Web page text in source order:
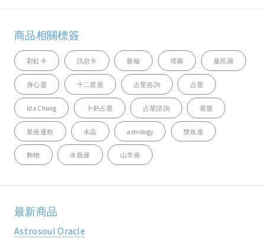
商品相關標簽
彩虹卡 訊息卡 脈輪 塔羅 曼陀羅
身心靈 十二星座 占星咨詢 占星
Ida Chung 卜卦占星 占星諮詢 星盤
星座運程 水晶 astrology 雙魚座
飾物 水瓶座 山羊座
最新商品
Astrosoul Oracle